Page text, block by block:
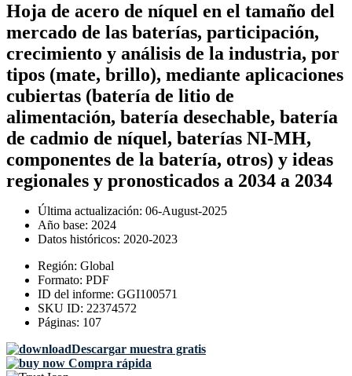
Hoja de acero de níquel en el tamaño del
mercado de las baterías, participación,
crecimiento y análisis de la industria, por
tipos (mate, brillo), mediante aplicaciones
cubiertas (batería de litio de
alimentación, batería desechable, batería
de cadmio de níquel, baterías NI-MH,
componentes de la batería, otros) y ideas
regionales y pronosticados a 2034 a 2034
Última actualización: 06-August-2025
Año base: 2024
Datos históricos: 2020-2023
Región: Global
Formato: PDF
ID del informe: GGI100571
SKU ID: 22374572
Páginas: 107
Descargar muestra gratis
Compra rápida